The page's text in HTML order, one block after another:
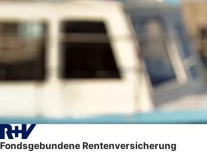
Fondsgebundene Rentenversicherung